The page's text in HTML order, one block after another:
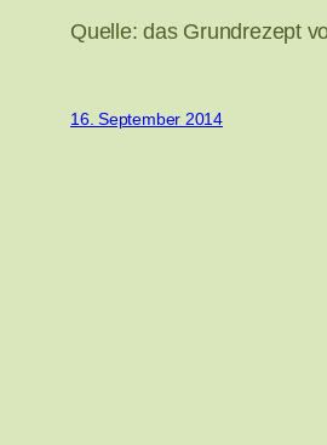
Quelle: das Grundrezept
16. September 2014